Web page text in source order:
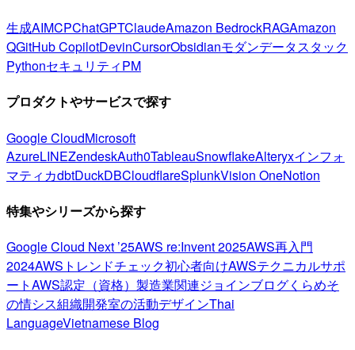
生成AIMCPChatGPTClaudeAmazon BedrockRAGAmazon
QGitHub CopilotDevinCursorObsidianモダンデータスタック
PythonセキュリティPM
プロダクトやサービスで探す
Google CloudMicrosoft
AzureLINEZendeskAuth0TableauSnowflakeAlteryxインフォ
マティカdbtDuckDBCloudflareSplunkVision OneNotion
特集やシリーズから探す
Google Cloud Next ’25AWS re:Invent 2025AWS再入門
2024AWSトレンドチェック初心者向けAWSテクニカルサポ
ートAWS認定（資格） 製造業関連ジョインブログくらめそ
の情シス組織開発室の活動デザインThai
LanguageVietnamese Blog